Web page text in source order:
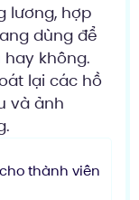
lương, hợp
dùng để
hay không.
lại các hồ
và ảnh
thành viên